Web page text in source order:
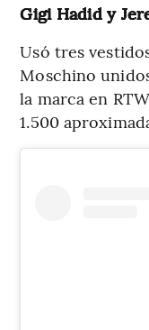
Gigi Hadid y
Usó tres
Moschino
la marca en
1.500